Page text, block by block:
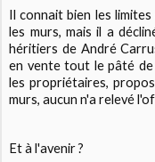
Il connait bien les
les murs, mais il a
héritiers de André
en vente tout le pâté
les propriétaires,
murs, aucun n'a relevé
Et à l'avenir ?